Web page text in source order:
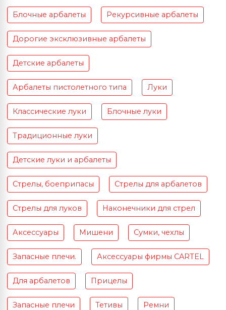
Блочные арбалеты Рекурсивные арбалеты
Дорогие эксклюзивные арбалеты
Детские арбалеты
Арбалеты пистолетного типа Луки
Классические луки Блочные луки
Традиционные луки
Детские луки и арбалеты
Стрелы, боеприпасы Стрелы для арбалетов
Стрелы для луков Наконечники для стрел
Аксессуары Мишени Сумки, чехлы
Запасные плечи. Аксессуары фирмы CARTEL
Для арбалетов Прицелы
Запасные плечи Тетивы Ремни